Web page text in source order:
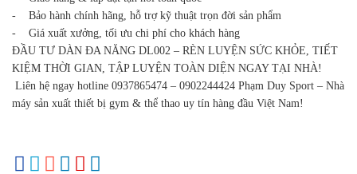
- Bảo hành chính hãng, hỗ trợ kỹ thuật trọn đời sản phẩm
- Giá xuất xưởng, tối ưu chi phí cho khách hàng
ĐẦU TƯ DÀN ĐA NĂNG DL002 – RÈN LUYỆN SỨC KHỎE, TIẾT
KIỆM THỜI GIAN, TẬP LUYỆN TOÀN DIỆN NGAY TẠI NHÀ!
Liên hệ ngay hotline 0937865474 – 0902244424 Phạm Duy Sport – Nhà
máy sản xuất thiết bị gym & thể thao uy tín hàng đầu Việt Nam!